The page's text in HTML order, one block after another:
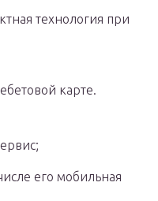
технология при
карте.
его мобильная